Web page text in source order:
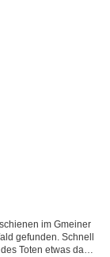
im Gmeiner
gefunden. Schnell
Toten etwas damit